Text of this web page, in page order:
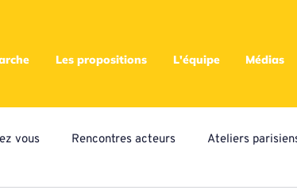
Les propositions L'équipe Médias
vous Rencontres acteurs Ateliers